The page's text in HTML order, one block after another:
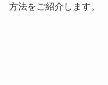
方法をご紹介します。